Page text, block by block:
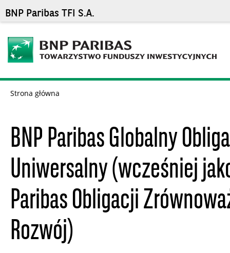
BNP Paribas TFI S.A.
Strona główna
BNP Paribas Globalny
Uniwersalny (wcześniej
Paribas Obligacji
Rozwój)